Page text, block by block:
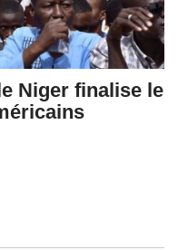
Niger finalise le